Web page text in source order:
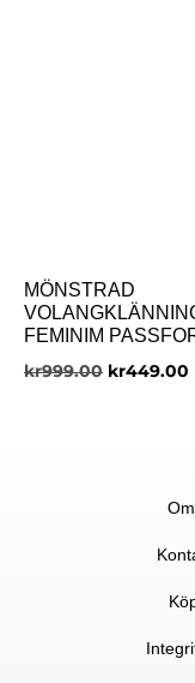
MÖNSTRAD
FEMINIM
kr999.00 kr449.00